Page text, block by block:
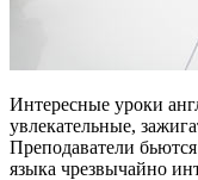
Интересные уроки
увлекательные,
Преподаватели
языка чрезвычайно